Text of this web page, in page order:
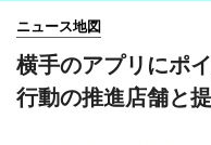
ニュース地図
横手のアプリにポ
行動の推進店舗と